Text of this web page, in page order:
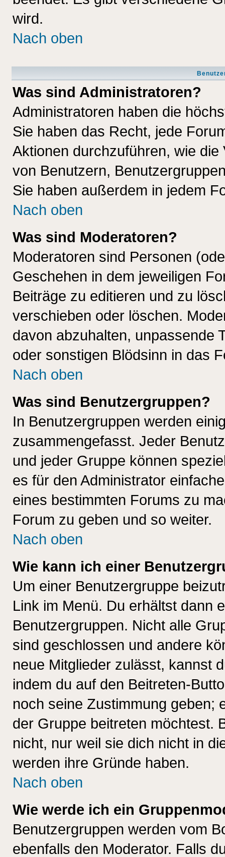
wird.
Nach oben
Was sind Administratoren?
Administratoren haben die
Sie haben das Recht, jede
Aktionen durchzuführen, wie
von Benutzern,
Sie haben außerdem in jedem
Nach oben
Was sind Moderatoren?
Moderatoren sind Personen
Geschehen in dem jeweiligen
Beiträge zu editieren und zu
verschieben oder löschen.
davon abzuhalten, unpassende
oder sonstigen Blödsinn in das
Nach oben
Was sind Benutzergruppen?
In Benutzergruppen werden
zusammengefasst. Jeder
und jeder Gruppe können
es für den Administrator
eines bestimmten Forums zu
Forum zu geben und so weiter.
Nach oben
Wie kann ich einer
Um einer Benutzergruppe
Link im Menü. Du erhältst dann
Benutzergruppen. Nicht alle
sind geschlossen und andere
neue Mitglieder zulässt, kannst
indem du auf den Beitreten-
noch seine Zustimmung geben;
der Gruppe beitreten möchtest.
nicht, nur weil sie dich nicht in
werden ihre Gründe haben.
Nach oben
Wie werde ich ein
Benutzergruppen werden vom
ebenfalls den Moderator. Falls